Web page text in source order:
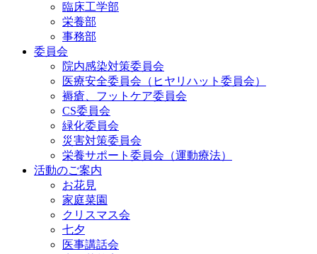
臨床工学部
栄養部
事務部
委員会
院内感染対策委員会
医療安全委員会（ヒヤリハット委員会）
褥瘡、フットケア委員会
CS委員会
緑化委員会
災害対策委員会
栄養サポート委員会（運動療法）
活動のご案内
お花見
家庭菜園
クリスマス会
七夕
医事講話会